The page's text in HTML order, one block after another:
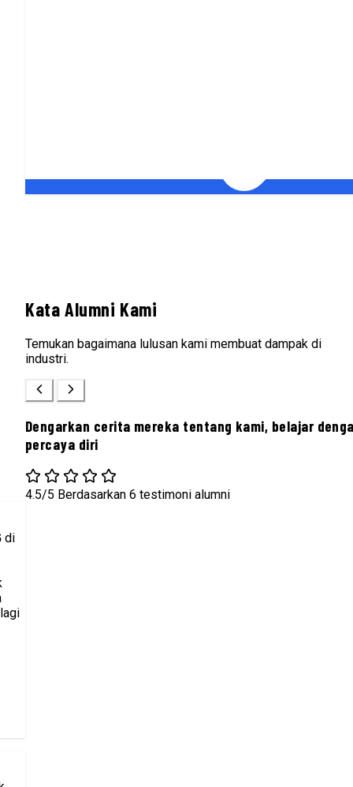
Kata Alumni Kami
Temukan bagaimana lulusan kami membuat dampak di
industri.
Dengarkan cerita mereka tentang kami, belajar
percaya diri
4.5/5 Berdasarkan 6 testimoni alumni
di